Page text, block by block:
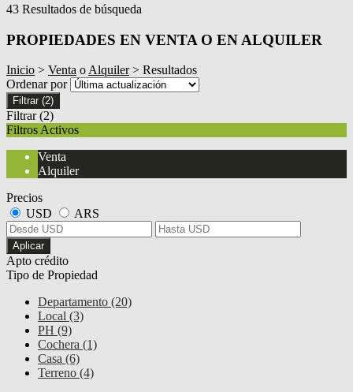
43 Resultados de búsqueda
PROPIEDADES EN VENTA O EN ALQUILER
Inicio > Venta oAlquiler> Resultados
Ordenar por
Filtrar (2)
Filtrar (2)
Filtros Activos
Venta
Alquiler
Precios
USD
ARS
Aplicar
Apto crédito
Tipo de Propiedad
Departamento (20)
Local (3)
PH (9)
Cochera (1)
Casa (6)
Terreno (4)